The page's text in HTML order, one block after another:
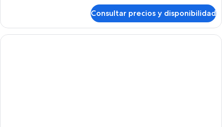
Consultar precios y disponibilidad